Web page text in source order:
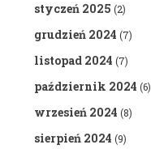
styczeń 2025 (2)
grudzień 2024 (7)
listopad 2024 (7)
październik 2024 (6)
wrzesień 2024 (8)
sierpień 2024 (9)